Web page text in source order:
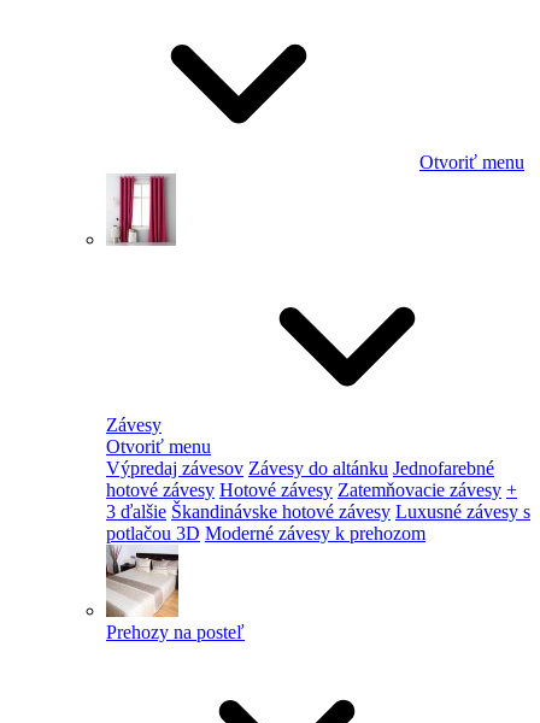
Otvoriť menu
Závesy
Otvoriť menu
Výpredaj závesov Závesy do altánku Jednofarebné
hotové závesy Hotové závesy Zatemňovacie závesy +
3 ďalšie Škandinávske hotové závesy Luxusné závesy s
potlačou 3D Moderné závesy k prehozom
Prehozy na posteľ